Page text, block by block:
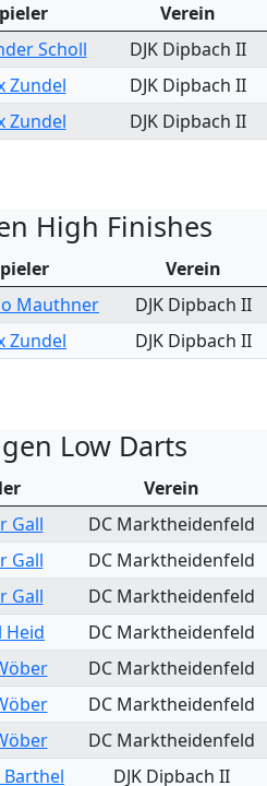
Verein
Scholl
DJK Dipbach II
Zundel
DJK Dipbach II
Zundel DJK Dipbach II
High Finishes
Verein
Mauthner
DJK Dipbach II
Zundel DJK Dipbach II
Low Darts
Verein
Gall
DC Marktheidenfeld
Gall
DC Marktheidenfeld
Gall
DC Marktheidenfeld
Heid
DC Marktheidenfeld
DC Marktheidenfeld
DC Marktheidenfeld
DC Marktheidenfeld
DJK Dipbach II